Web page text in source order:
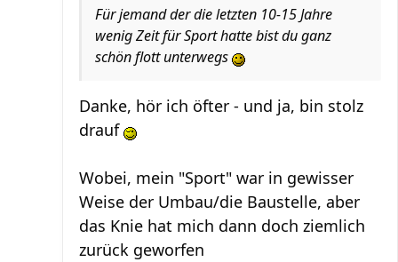
Für jemand der die letzten 10-15 Jahre
wenig Zeit für Sport hatte bist du ganz
schön flott unterwegs
Danke, hör ich öfter - und ja, bin stolz
drauf
Wobei, mein "Sport" war in gewisser
Weise der Umbau/die Baustelle, aber
das Knie hat mich dann doch ziemlich
zurück geworfen